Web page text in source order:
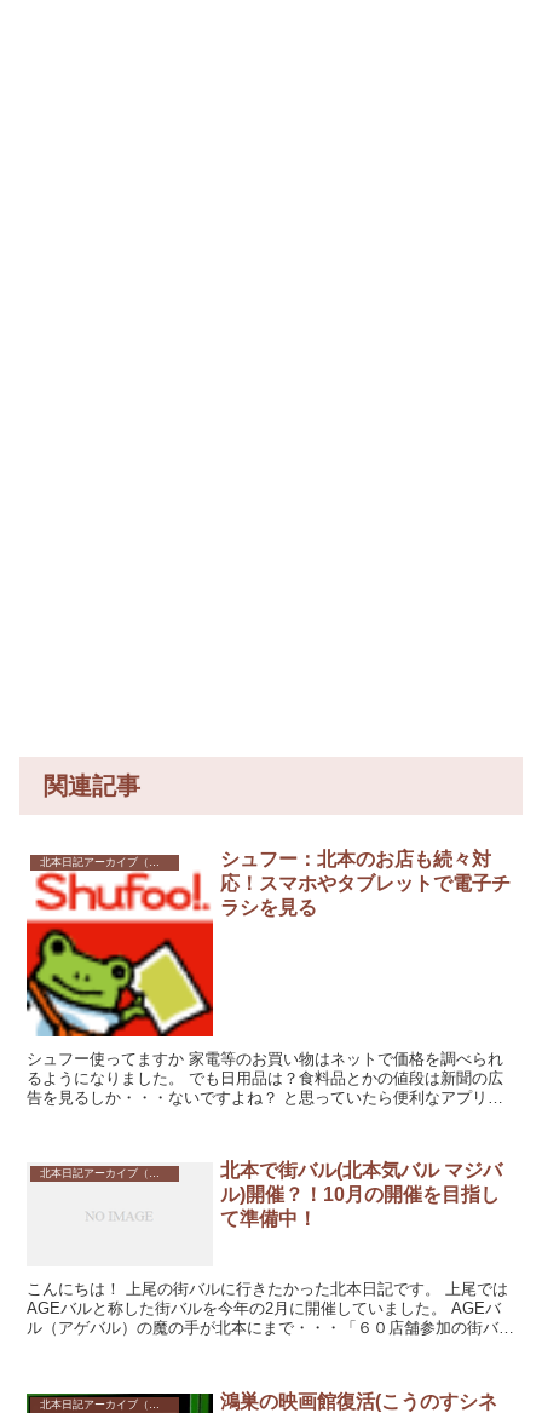
関連記事
シュフー：北本のお店も続々対
応！スマホやタブレットで電子チ
ラシを見る
シュフー使ってますか 家電等のお買い物はネットで価格を調べられ
るようになりました。 でも日用品は？食料品とかの値段は新聞の広
告を見るしか・・・ないですよね？ と思っていたら便利なアプリが
北本日記アーカイブ（記録保存）
北本で街バル(北本気バル マジバ
ル)開催？！10月の開催を目指し
て準備中！
こんにちは！ 上尾の街バルに行きたかった北本日記です。 上尾では
AGEバルと称した街バルを今年の2月に開催していました。 AGEバ
ル（アゲバル）の魔の手が北本にまで・・・「６０店舗参加の街バル
鴻巣の映画館復活(こうのすシネ